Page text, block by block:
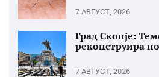
7 АВГУСТ, 2026
Град Скопје:
реконструира
7 АВГУСТ, 2026